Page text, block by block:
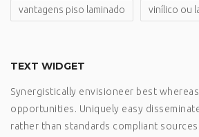
vantagens piso laminado vinílico ou
TEXT WIDGET
Synergistically envisioneer best
opportunities. Uniquely easy
rather than standards compliant